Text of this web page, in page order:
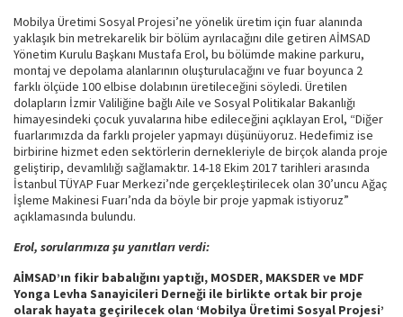
Mobilya Üretimi Sosyal Projesi’ne yönelik üretim için fuar alanında
yaklaşık bin metrekarelik bir bölüm ayrılacağını dile getiren AİMSAD
Yönetim Kurulu Başkanı Mustafa Erol, bu bölümde makine parkuru,
montaj ve depolama alanlarının oluşturulacağını ve fuar boyunca 2
farklı ölçüde 100 elbise dolabının üretileceğini söyledi. Üretilen
dolapların İzmir Valiliğine bağlı Aile ve Sosyal Politikalar Bakanlığı
himayesindeki çocuk yuvalarına hibe edileceğini açıklayan Erol, “Diğer
fuarlarımızda da farklı projeler yapmayı düşünüyoruz. Hedefimiz ise
birbirine hizmet eden sektörlerin dernekleriyle de birçok alanda proje
geliştirip, devamlılığı sağlamaktır. 14-18 Ekim 2017 tarihleri arasında
İstanbul TÜYAP Fuar Merkezi’nde gerçekleştirilecek olan 30’uncu Ağaç
İşleme Makinesi Fuarı’nda da böyle bir proje yapmak istiyoruz”
açıklamasında bulundu.
Erol, sorularımıza şu yanıtları verdi:
AİMSAD’ın fikir babalığını yaptığı, MOSDER, MAKSDER ve MDF
Yonga Levha Sanayicileri Derneği ile birlikte ortak bir proje
olarak hayata geçirilecek olan ‘Mobilya Üretimi Sosyal Projesi’